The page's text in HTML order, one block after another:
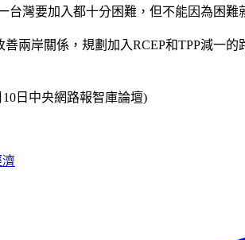
台灣要加入都十分困難，但不能因為困難
善兩岸關係，規劃加入RCEP和TPP減一
日中央網路報智庫論壇)
濟